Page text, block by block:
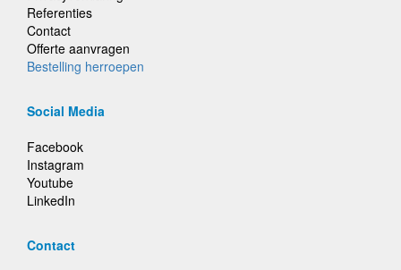
Referenties
Contact
Offerte aanvragen
Bestelling herroepen
Social Media
Facebook
Instagram
Youtube
LinkedIn
Contact